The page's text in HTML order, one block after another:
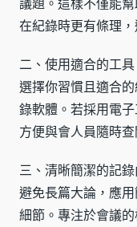
在紀錄時更有條理
二、使用適合的工具
選擇你習慣且適合
錄軟體。若採用電
方便與會人員隨時查
三、清晰簡潔的記
避免長篇大論，應
細節。專注於會議